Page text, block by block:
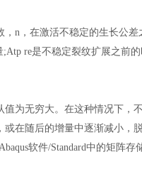
n，在激活不稳定的生长公
re是不稳定裂纹扩展之前
为无穷大。在这种情况下，
在随后的增量中逐渐减小
软件/Standard中的矩阵